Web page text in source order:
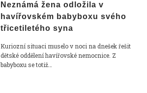
Neznámá žena odložila v
havířovském babyboxu svého
třicetiletého syna
Kuriozní situaci muselo v noci na dnešek řešit
dětské oddělení havířovské nemocnice. Z
babyboxu se totiž…